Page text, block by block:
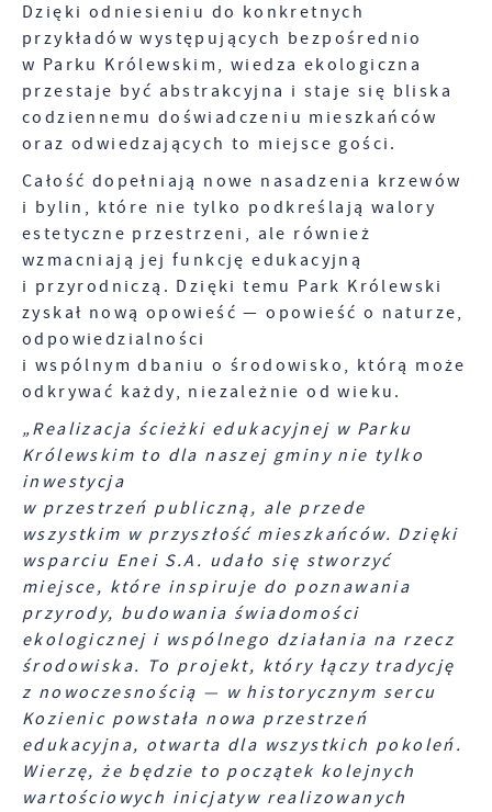
Dzięki odniesieniu do konkretnych
przykładów występujących bezpośrednio
w Parku Królewskim, wiedza ekologiczna
przestaje być abstrakcyjna i staje się bliska
codziennemu doświadczeniu mieszkańców
oraz odwiedzających to miejsce gości.
Całość dopełniają nowe nasadzenia krzewów
i bylin, które nie tylko podkreślają walory
estetyczne przestrzeni, ale również
wzmacniają jej funkcję edukacyjną
i przyrodniczą. Dzięki temu Park Królewski
zyskał nową opowieść — opowieść o naturze,
odpowiedzialności
i wspólnym dbaniu o środowisko, którą może
odkrywać każdy, niezależnie od wieku.
„Realizacja ścieżki edukacyjnej w Parku
Królewskim to dla naszej gminy nie tylko
inwestycja
w przestrzeń publiczną, ale przede
wszystkim w przyszłość mieszkańców. Dzięki
wsparciu Enei S.A. udało się stworzyć
miejsce, które inspiruje do poznawania
przyrody, budowania świadomości
ekologicznej i wspólnego działania na rzecz
środowiska. To projekt, który łączy tradycję
z nowoczesnością — w historycznym sercu
Kozienic powstała nowa przestrzeń
edukacyjna, otwarta dla wszystkich pokoleń.
Wierzę, że będzie to początek kolejnych
wartościowych inicjatyw realizowanych